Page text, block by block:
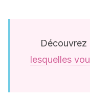
Découvrez
lesquelles